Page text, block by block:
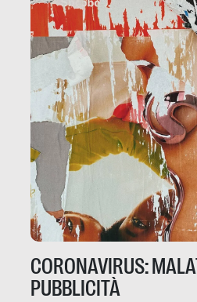
CORONAVIRUS:
PUBBLICITÀ